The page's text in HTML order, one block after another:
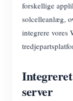
forskellige
solcelleanlæg,
integrere vores
server